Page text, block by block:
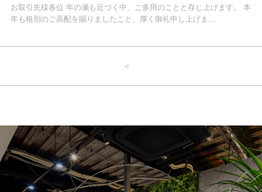
お取引先様各位 年の瀬も近づく中、ご多用のことと存じ上げます。 本
年も格別のご高配を賜りましたこと、厚く御礼申し上げま...
<